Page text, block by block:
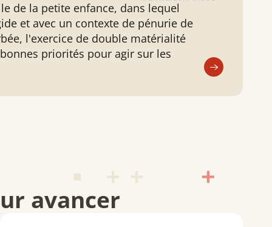
de la petite enfance, dans lequel
et avec un contexte de pénurie de
l'exercice de double matérialité
priorités pour agir sur les
avancer